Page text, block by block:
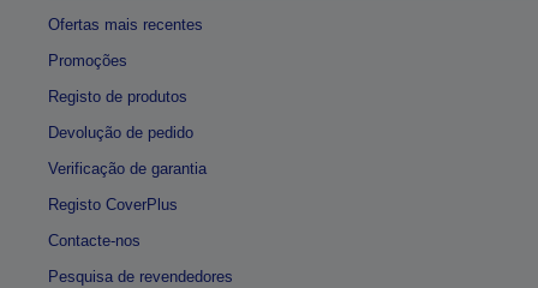
Ofertas mais recentes
Promoções
Registo de produtos
Devolução de pedido
Verificação de garantia
Registo CoverPlus
Contacte-nos
Pesquisa de revendedores